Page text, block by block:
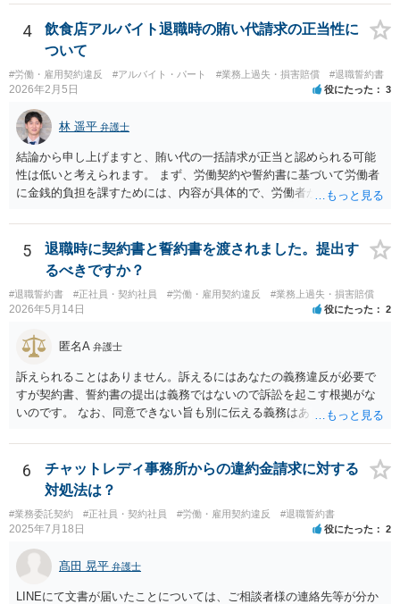
利に使うのは難しいです。ですから、これを達成しなければ退職す
る、賃金減額を受け入れる、などの条件が自動的に発動されるもので
ない限り、PIPの定性評価が即解雇につながる可能性は高くなく、今回
のPIP自体をさほど恐れる必要はないと思います。 外資系企業は、PIP
をやれば退職させられると考えているケースが多いですが、PIPをやっ
ても、やらなくても、結局は労働契約法第16条の要件を満たさない限
り解雇はできないので、PIPは説得材料に用いられるにすぎず、結局は
パッケージの額と労働者の退職意思で決まるのです。IBM事件、ブル
ームバーグ事件など、有名な外資系企業での解雇事件の裁判例で、PIP
後の解雇が無効とされた例は珍しくありません。 他方、期限までにパ
ッケージを受け入れないと内容がダウンするというのは、会社側が一
般的に使うロジックです。そうしないと労働者側がいつまでも受諾を
延期しかねないからです。しかし、会社側はパッケージの金額を下げ
れば労働者が退職を拒む方向に働き、雇用継続しなければいけなくな
るので、ダウンするというロジックを本音ではなく駆け引きで使用し
ている可能性が高いです。４か月というのは、一般的な初回提示とし
ては低すぎず、高すぎずという水準ですので、本音ではこれで最終決
着したいと考えている可能性が高いと思います。 ではどうすればいい
た弁護士に大急ぎで評価してもらい、仮に労働審判に持ち込んだ場合
な資料を提供すれば、①過去のパフォーマンスがかなり悪いので４か
月なら十分、②過去のパフォーマンスに目立った落ち度はないので４
か月は少なすぎる、③過去のパフォーマンスはそれなりに落ち度があ
①ならパッケージ受諾、②ならしっかり交渉、③なら微妙な判断、と
いうところでしょう。
4
飲食店アルバイト退職時の賄い代請求の正当性に
ついて
#労働・雇用契約違反 #アルバイト・パート #業務上過失・損害賠償 #退職誓約書
2026年2月5日 役にたった 3
林 遥平 弁護士
結論から申し上げますと、賄い代の一括請求が正当と認められる可能
性は低いと考えられます。 まず、労働契約や誓約書に基づいて労働者
に金銭的負担を課すためには、内容が具体的で、労働者が事前に十分
り、賄い1回あたりの金額が事前に明示されておらず、「現物支給品」
の具体的内容や返還方法について説明がなく、給与明細にも賄い代や
現物支給としての記載がないといった点があり、どのような義務が生
じるのかが不明確です。このような条項を根拠に、退職時にまとめて
賄い代を請求することは、契約として有効とは言い難いと思います。
また、賄いが日常的に提供されていた場合、それは福利厚生の一環や
労務提供に付随する便宜と評価されるように思います。
5
退職時に契約書と誓約書を渡されました。提出す
るべきですか？
#退職誓約書 #正社員・契約社員 #労働・雇用契約違反 #業務上過失・損害賠償
2026年5月14日 役にたった 2
匿名A 弁護士
訴えられることはありません。訴えるにはあなたの義務違反が必要で
すが契約書、誓約書の提出は義務ではないので訴訟を起こす根拠がな
いのです。 なお、同意できない旨も別に伝える義務はありません（伝
ら労基に相談すれば十分と思います。 電話に出ると話の流れで上手く
提出する方向に話をもっていかれるかもしれないので電話も出ないこ
とを勧めます。
6
チャットレディ事務所からの違約金請求に対する
対処法は？
#業務委託契約 #正社員・契約社員 #労働・雇用契約違反 #退職誓約書
2025年7月18日 役にたった 2
髙田 晃平 弁護士
LINEにて文書が届いたことについては、ご相談者様の連絡先等が分か